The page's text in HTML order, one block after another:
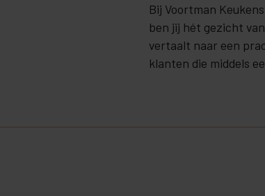
Bij Voortman
ben jij hét gezicht
vertaalt naar een
klanten die middels